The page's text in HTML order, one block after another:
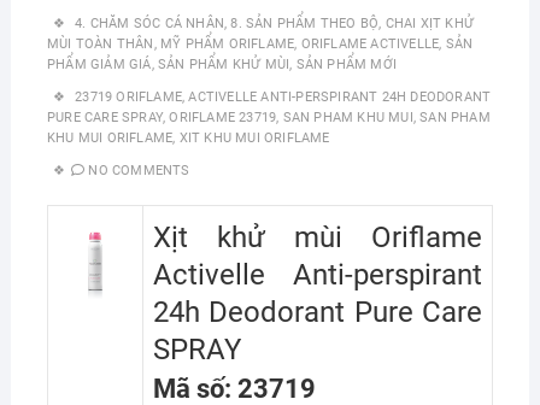
4. CHĂM SÓC CÁ NHÂN,8. SẢN PHẨM THEO BỘ, CHAI XỊT KHỬ
MÙI TOÀN THÂN, MỸ PHẨM ORIFLAME, ORIFLAME ACTIVELLE, SẢN
PHẨM GIẢM GIÁ, SẢN PHẨM KHỬ MÙI, SẢN PHẨM MỚI
23719 ORIFLAME,ACTIVELLE ANTI-PERSPIRANT 24H DEODORANT
PURE CARE SPRAY,ORIFLAME 23719, SAN PHAM KHU MUI,SAN PHAM
KHU MUI ORIFLAME, XIT KHU MUI ORIFLAME
NO COMMENTS
Xịt khử mùi Oriflame
Activelle Anti-perspirant
24h Deodorant Pure Care
SPRAY
Mã số: 23719